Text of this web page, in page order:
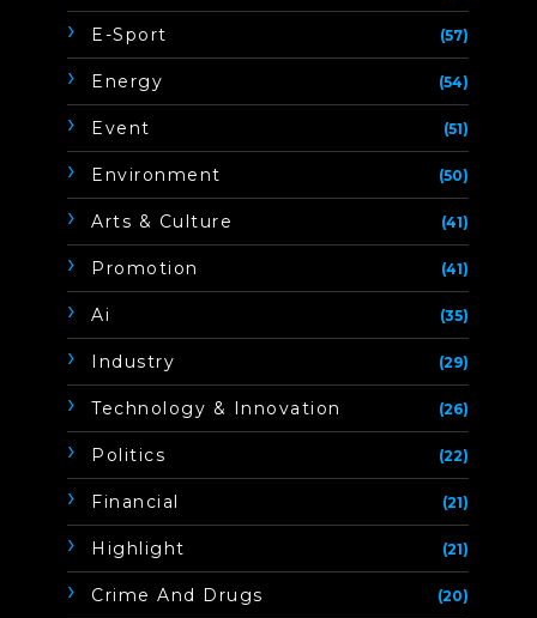
E-Sport (57)
Energy (54)
Event (51)
Environment (50)
Arts & Culture (41)
Promotion (41)
Ai (35)
Industry (29)
Technology & Innovation (26)
Politics (22)
Financial (21)
Highlight (21)
Crime And Drugs (20)